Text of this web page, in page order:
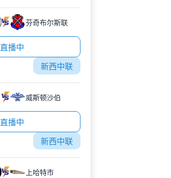
芬奇布尔斯联
直播中
新西中联
威斯顿沙伯
直播中
新西中联
上哈特市